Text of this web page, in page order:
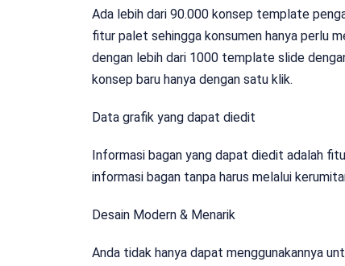
Ada lebih dari 90.000 konsep template
fitur palet sehingga konsumen hanya perlu
dengan lebih dari 1000 template slide
konsep baru hanya dengan satu klik.
Data grafik yang dapat diedit
Informasi bagan yang dapat diedit adalah
informasi bagan tanpa harus melalui
Desain Modern & Menarik
Anda tidak hanya dapat menggunakannya